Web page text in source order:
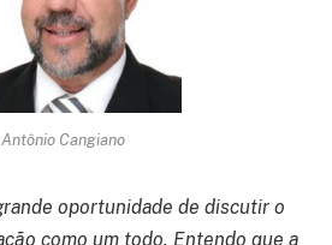
Antônio Cangiano
oportunidade de discutir o
como um todo. Entendo que a